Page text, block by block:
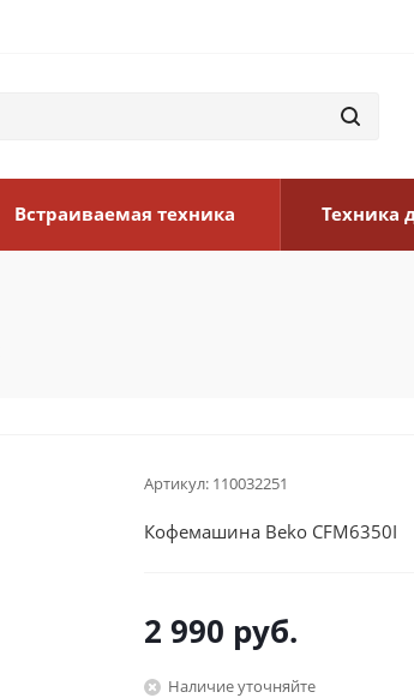
Встраиваемая техника Техника
Артикул: 110032251
Кофемашина Beko CFM6350I
2 990 руб.
Наличие уточняйте